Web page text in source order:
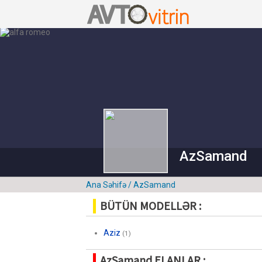
AzSamand
Ana Səhifə/ AzSamand
BÜTÜN MODELLƏR :
Aziz (1)